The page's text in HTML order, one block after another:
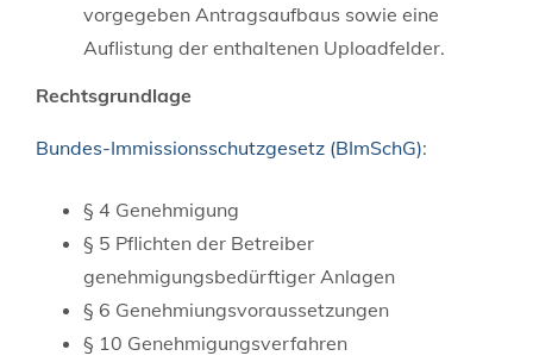
vorgegeben Antragsaufbaus sowie eine
Auflistung der enthaltenen Uploadfelder.
Rechtsgrundlage
Bundes-Immissionsschutzgesetz (BImSchG):
§ 4 Genehmigung
§ 5 Pflichten der Betreiber
genehmigungsbedürftiger Anlagen
§ 6 Genehmiungsvoraussetzungen
§ 10 Genehmigungsverfahren